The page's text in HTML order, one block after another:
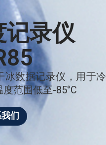
录仪
冰数据记录仪，用于冷
范围低至-85°C
们